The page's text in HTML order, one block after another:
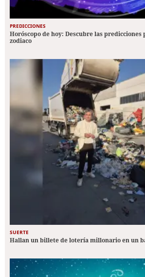
PREDICCIONES
Horóscopo de hoy: Descubre las predicciones
zodiaco
SUERTE
Hallan un billete de lotería millonario en un